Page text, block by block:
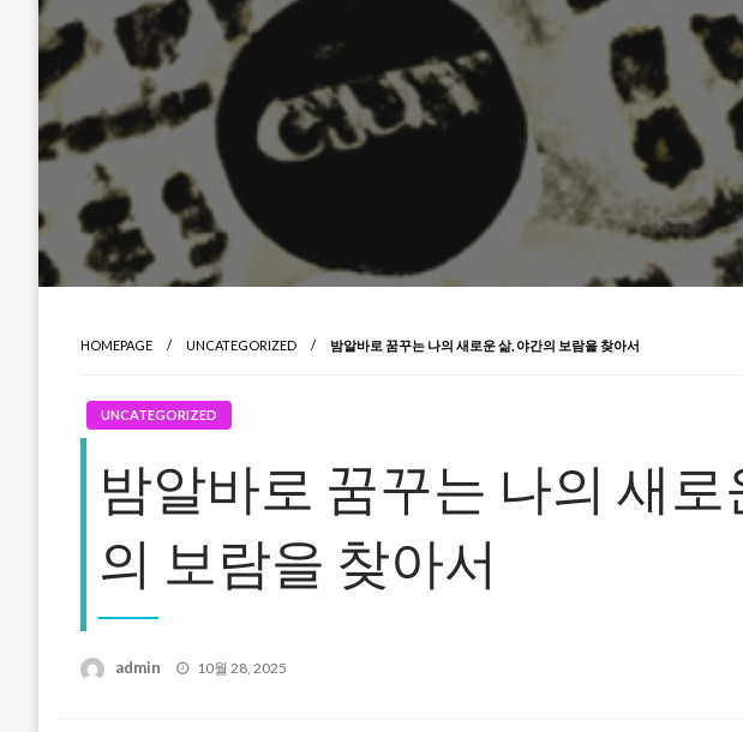
HOMEPAGE UNCATEGORIZED 밤알바로 꿈꾸는 나의 새로운 삶, 야간의 보람을 찾아서
UNCATEGORIZED
밤알바로 꿈꾸는 나의 새로
의 보람을 찾아서
admin
Posted
10월 28, 2025